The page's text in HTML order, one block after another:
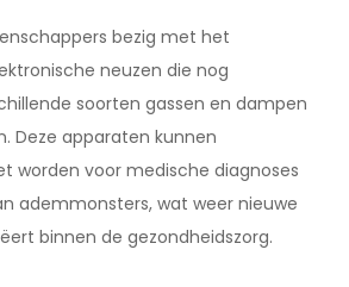
bezig met het
neuzen die nog
soorten gassen en dampen
Deze apparaten kunnen
worden voor medische diagnoses
ademmonsters, wat weer nieuwe
binnen de gezondheidszorg.